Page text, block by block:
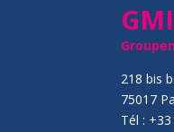
GMI
218 bis
75017
Tél :